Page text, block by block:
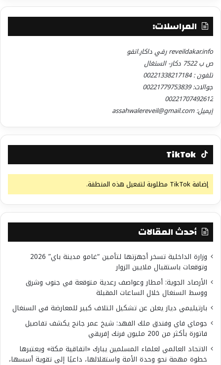
المراسلات:
reveildakar.info رفي داكار.انفو
ص ب 7522 دكار- السنغال
تلفون : 00221338217184
جوالات: 00221779753839
00221707492612
إيميل: assahwalereveil@gmail.com
TikTok
إضافة TikTok مطلوبة لتفعيل هذه المنطقة.
أحدث المقالات
وزارة الداخلية تسخر أجهزتها لتأمين “غامو مدينة باي” 2026
وتوقعات باستقبال ملايين الزوار
الأرصاد الجوية: أمطار وعواصف رعدية متوقعة في جنوب وشرق
ووسط السنغال خلال الساعات المقبلة
بارتيليمي دياز يعلن عن تشكيل ائتلاف كبير للمعارضة في السنغال
جوماي فاي وفندق ملك الفهد: شيخ عمر جانج يكشف تفاصيل
فاتورة بأكثر من 200 مليون فرنك إفريقي
الاتحاد العالمي لعلماء المسلمين يبارك «اتفاقية مكة» ويعتبرها
خطوة مهمة نحو وحدة الأمة واستقلالها، داعيًا إلى تقوية أسسها،